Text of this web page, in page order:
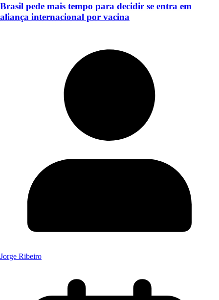
Brasil pede mais tempo para decidir se entra em
aliança internacional por vacina
Jorge Ribeiro